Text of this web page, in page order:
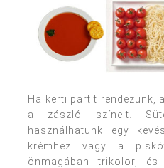
Ha kerti partit rendezünk,
a zászló színeit.
használhatunk egy
krémhez vagy a
önmagában trikolor,